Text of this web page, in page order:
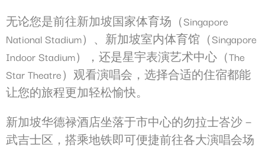
Cookie
Consent
consent on Cookies
and consent
Identifier.
_deCookiesConsentDeleteKey
D-edge
Cookie
Consent
Remember user's
consent on Cookies
and consent
Consent
and consent
Identifier.
无论您是前往新加坡国家体育场（Singapore
National Stadium）、新加坡室内体育馆（Singapore
Indoor Stadium），还是星宇表演艺术中心（The
Star Theatre）观看演唱会，选择合适的住宿都能
让您的旅程更加轻松愉快。
新加坡华德禄酒店坐落于市中心的勿拉士峇沙－
武吉士区，搭乘地铁即可便捷前往各大演唱会场